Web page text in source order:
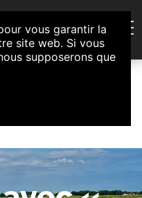
d'Initiatives Citoyennes
vous garantir la
site web. Si vous
supposerons que